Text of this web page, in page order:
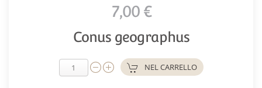
7,00 €
Conus geographus
NEL CARRELLO